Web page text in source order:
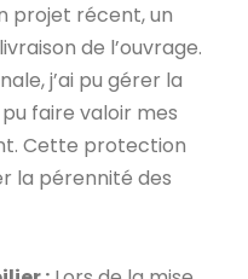
projet récent, un
de l’ouvrage.
j’ai pu gérer la
faire valoir mes
Cette protection
la pérennité des